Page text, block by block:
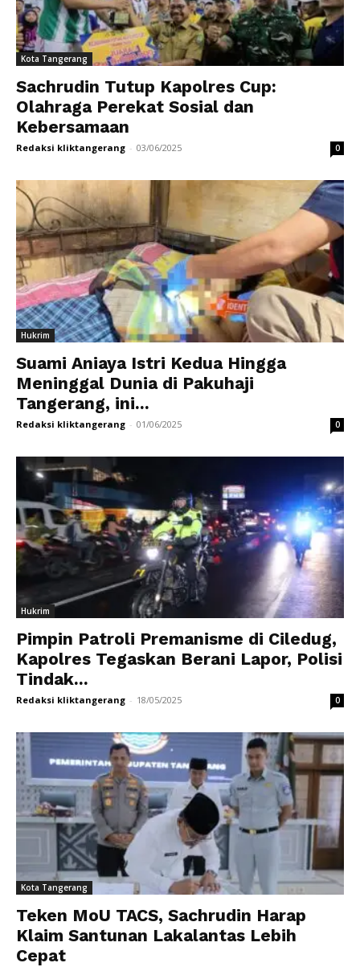
Kota Tangerang
Sachrudin Tutup Kapolres Cup:
Olahraga Perekat Sosial dan
Kebersamaan
Redaksi kliktangerang - 03/06/2025 0
Hukrim
Suami Aniaya Istri Kedua Hingga
Meninggal Dunia di Pakuhaji
Tangerang, ini...
Redaksi kliktangerang - 01/06/2025 0
Hukrim
Pimpin Patroli Premanisme di Ciledug,
Kapolres Tegaskan Berani Lapor, Polisi
Tindak...
Redaksi kliktangerang - 18/05/2025 0
Kota Tangerang
Teken MoU TACS, Sachrudin Harap
Klaim Santunan Lakalantas Lebih
Cepat